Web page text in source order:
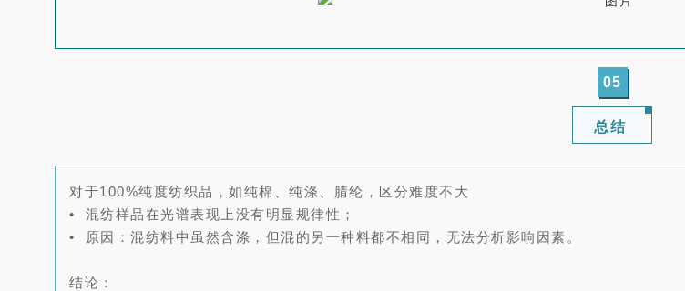
05
总结
对于100%纯度纺织品，如纯棉、纯涤、腈纶，区分难度不大
• 混纺样品在光谱表现上没有明显规律性；
• 原因：混纺料中虽然含涤，但混的另一种料都不相同，无法分析影响因素。
结论：